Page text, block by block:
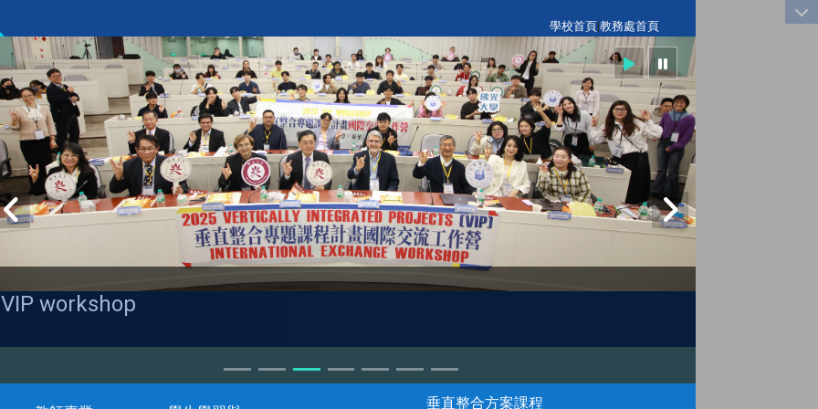
學校首頁|教務處首頁
VIP workshop
垂直整合方案課程